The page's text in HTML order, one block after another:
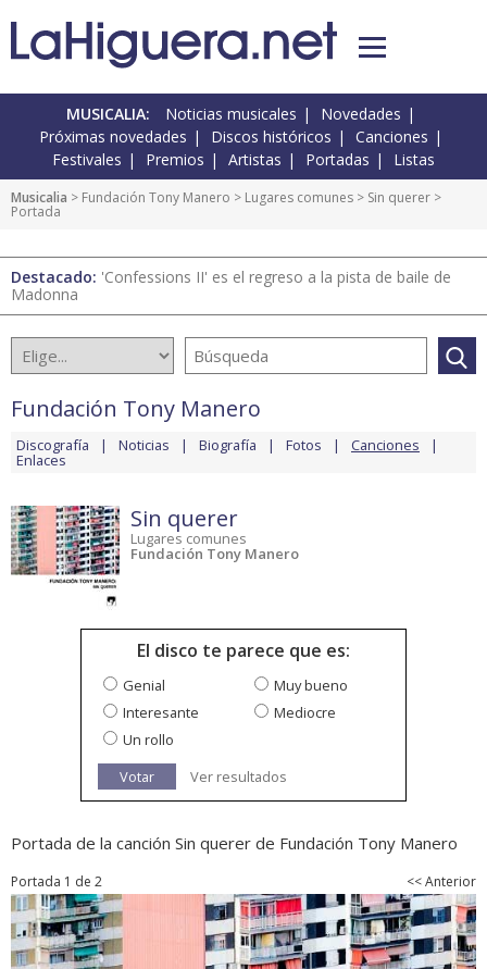
MUSICALIA: Noticias musicales
Novedades
Próximas novedades
Discos históricos
Canciones
Festivales
Premios Artistas Portadas Listas
Musicalia > Fundación Tony Manero > Lugares comunes > Sin querer >
Portada
Destacado: 'Confessions II' es el regreso a la pista de baile de
Madonna
Fundación Tony Manero
Discografía Noticias Biografía Fotos Canciones
Enlaces
Sin querer
Lugares comunes
Fundación Tony Manero
El disco te parece que es:
Genial
Muy bueno
Interesante
Mediocre
Un rollo
Votar
Ver resultados
Portada de la canción Sin querer de Fundación Tony Manero
Portada 1 de 2 << Anterior